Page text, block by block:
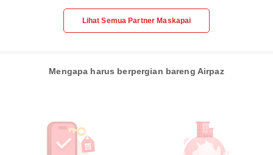
Lihat Semua Partner Maskapai
Mengapa harus berpergian bareng Airpaz